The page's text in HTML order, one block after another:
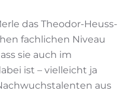
das Theodor-Heuss-
fachlichen Niveau
sie auch im
ist – vielleicht ja
aus